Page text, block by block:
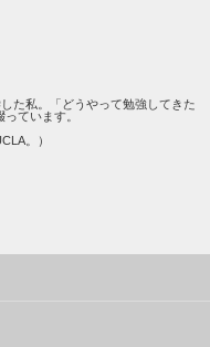
た私。「どうやって勉強してきた
ています。
。）